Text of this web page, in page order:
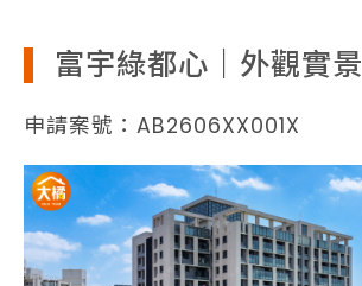
富宇綠都心｜外觀實景
申請案號：AB2606XX001X